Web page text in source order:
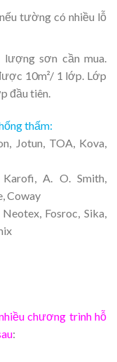
tường có nhiều lỗ
sơn cần mua.
10m²/ 1 lớp. Lớp
đầu tiên.
thấm:
Jotun, TOA, Kova,
Karofi, A. O. Smith,
Coway
Neotex, Fosroc, Sika,
chương trình hỗ
: